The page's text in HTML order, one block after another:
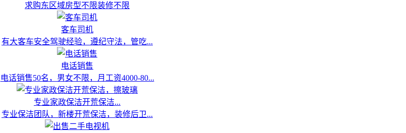
求购东区域房型不限装修不限
客车司机
有大客车安全驾驶经验，遵纪守法，管吃...
电话销售
电话销售50名，男女不限，月工资4000-80...
专业家政保洁开荒保洁...
专业保洁团队，新楼开荒保洁，装修后卫...